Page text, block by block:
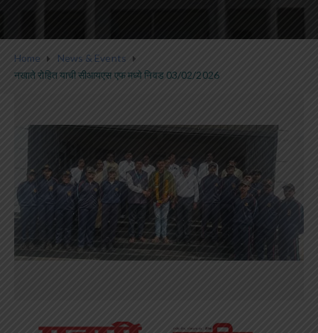
Home
News & Events
नखाते रोहित याची सीआयएस एफ मध्ये निवड 03/02/2026